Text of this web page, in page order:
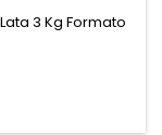
3 Kg Formato